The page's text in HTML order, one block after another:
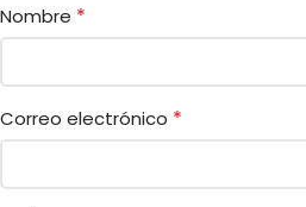
Nombre *
Correo electrónico *